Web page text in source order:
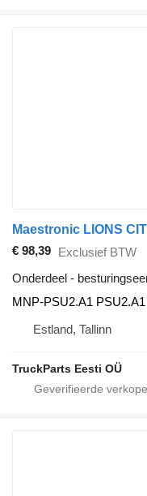
€ 98,39 Exclusief BTW
Onderdeel -
MNP-PSU2.A1 PSU2.A1
Estland, Tallinn
TruckParts Eesti OÜ